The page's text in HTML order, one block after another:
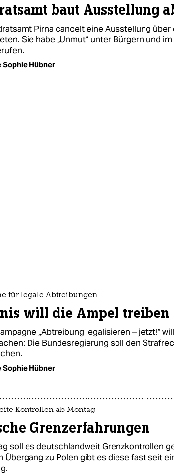
baut Ausstellung
Pirna cancelt eine Ausstellung über
Sie habe „Unmut“ unter Bürgern und
Sophie Hübner
für legale Abtreibungen
will die Ampel treiben
„Abtreibung legalisieren – jetzt!“
Die Bundesregierung soll den
Sophie Hübner
Kontrollen ab Montag
Grenzerfahrungen
soll es deutschlandweit Grenzkontrollen
Übergang zu Polen gibt es diese fast seit